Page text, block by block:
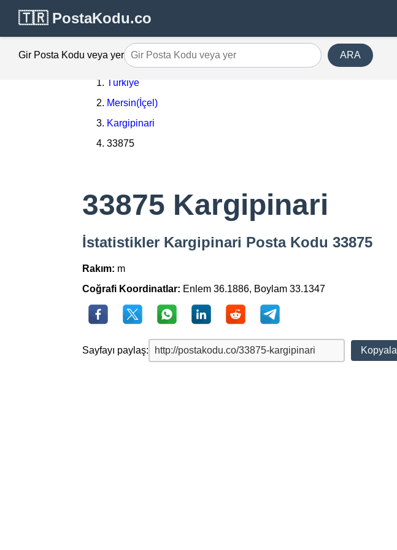
🇹🇷 PostaKodu.co
Gir Posta Kodu veya yer ARA
Türkiye
Mersin(İçel)
Kargipinari
33875
33875 Kargipinari
İstatistikler Kargipinari Posta Kodu 33875
Rakım: m
Coğrafi Koordinatlar: Enlem 36.1886, Boylam 33.1347
Sayfayı paylaş: Kopyala